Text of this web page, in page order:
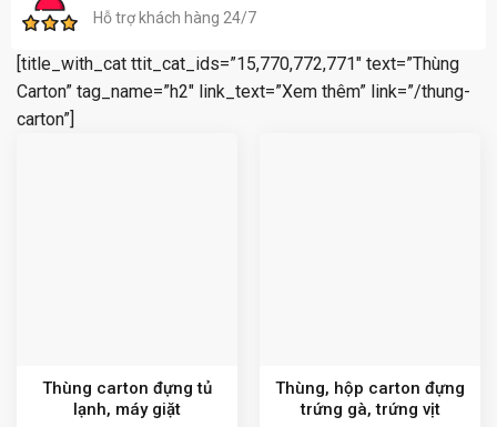
Hỗ trợ khách hàng 24/7
[title_with_cat ttit_cat_ids=”15,770,772,771″ text=”Thùng
Carton” tag_name=”h2″ link_text=”Xem thêm” link=”/thung-
carton”]
Thùng carton đựng tủ
lạnh, máy giặt
Thùng, hộp carton đựng
trứng gà, trứng vịt